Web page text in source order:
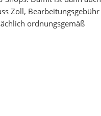
Zoll, Bearbeitungsgebühr
ordnungsgemäß